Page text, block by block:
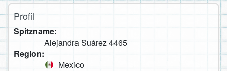
Profil
Spitzname:
Alejandra Suárez 4465
Region:
Mexico